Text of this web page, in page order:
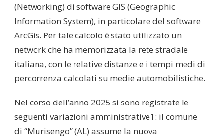
(Networking) di software GIS (Geographic
Information System), in particolare del software
ArcGis. Per tale calcolo è stato utilizzato un
network che ha memorizzata la rete stradale
italiana, con le relative distanze e i tempi medi di
percorrenza calcolati su medie automobilistiche.
Nel corso dell’anno 2025 si sono registrate le
seguenti variazioni amministrative1: il comune
di “Murisengo” (AL) assume la nuova